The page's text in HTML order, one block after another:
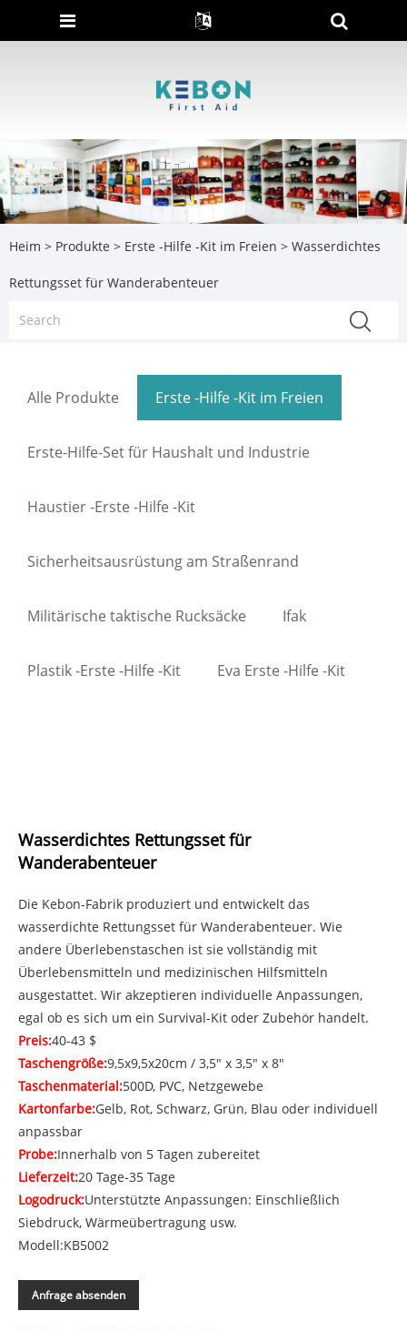
Heim > Produkte > Erste -Hilfe -Kit im Freien > Wasserdichtes
Rettungsset für Wanderabenteuer
Alle Produkte Erste -Hilfe -Kit im Freien
Erste-Hilfe-Set für Haushalt und Industrie
Haustier -Erste -Hilfe -Kit
Sicherheitsausrüstung am Straßenrand
Militärische taktische Rucksäcke Ifak
Plastik -Erste -Hilfe -Kit Eva Erste -Hilfe -Kit
Wasserdichtes Rettungsset für
Wanderabenteuer
Die Kebon-Fabrik produziert und entwickelt das
wasserdichte Rettungsset für Wanderabenteuer. Wie
andere Überlebenstaschen ist sie vollständig mit
Überlebensmitteln und medizinischen Hilfsmitteln
ausgestattet. Wir akzeptieren individuelle Anpassungen,
egal ob es sich um ein Survival-Kit oder Zubehör handelt.
Preis:40-43 $
Taschengröße:9,5x9,5x20cm / 3,5" x 3,5" x 8"
Taschenmaterial:500D, PVC, Netzgewebe
Kartonfarbe:Gelb, Rot, Schwarz, Grün, Blau oder individuell
anpassbar
Probe:Innerhalb von 5 Tagen zubereitet
Lieferzeit:20 Tage-35 Tage
Logodruck:Unterstützte Anpassungen: Einschließlich
Siebdruck, Wärmeübertragung usw.
Modell:KB5002
Anfrage absenden